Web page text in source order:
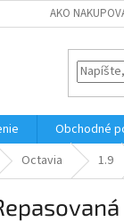
AKO
Obchodné
Octavia 1.9